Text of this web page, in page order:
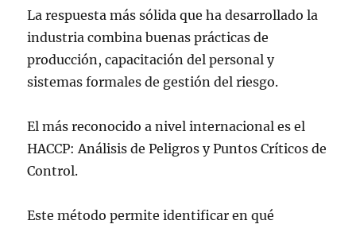
La respuesta más sólida que ha desarrollado la
industria combina buenas prácticas de
producción, capacitación del personal y
sistemas formales de gestión del riesgo.
El más reconocido a nivel internacional es el
HACCP: Análisis de Peligros y Puntos Críticos de
Control.
Este método permite identificar en qué